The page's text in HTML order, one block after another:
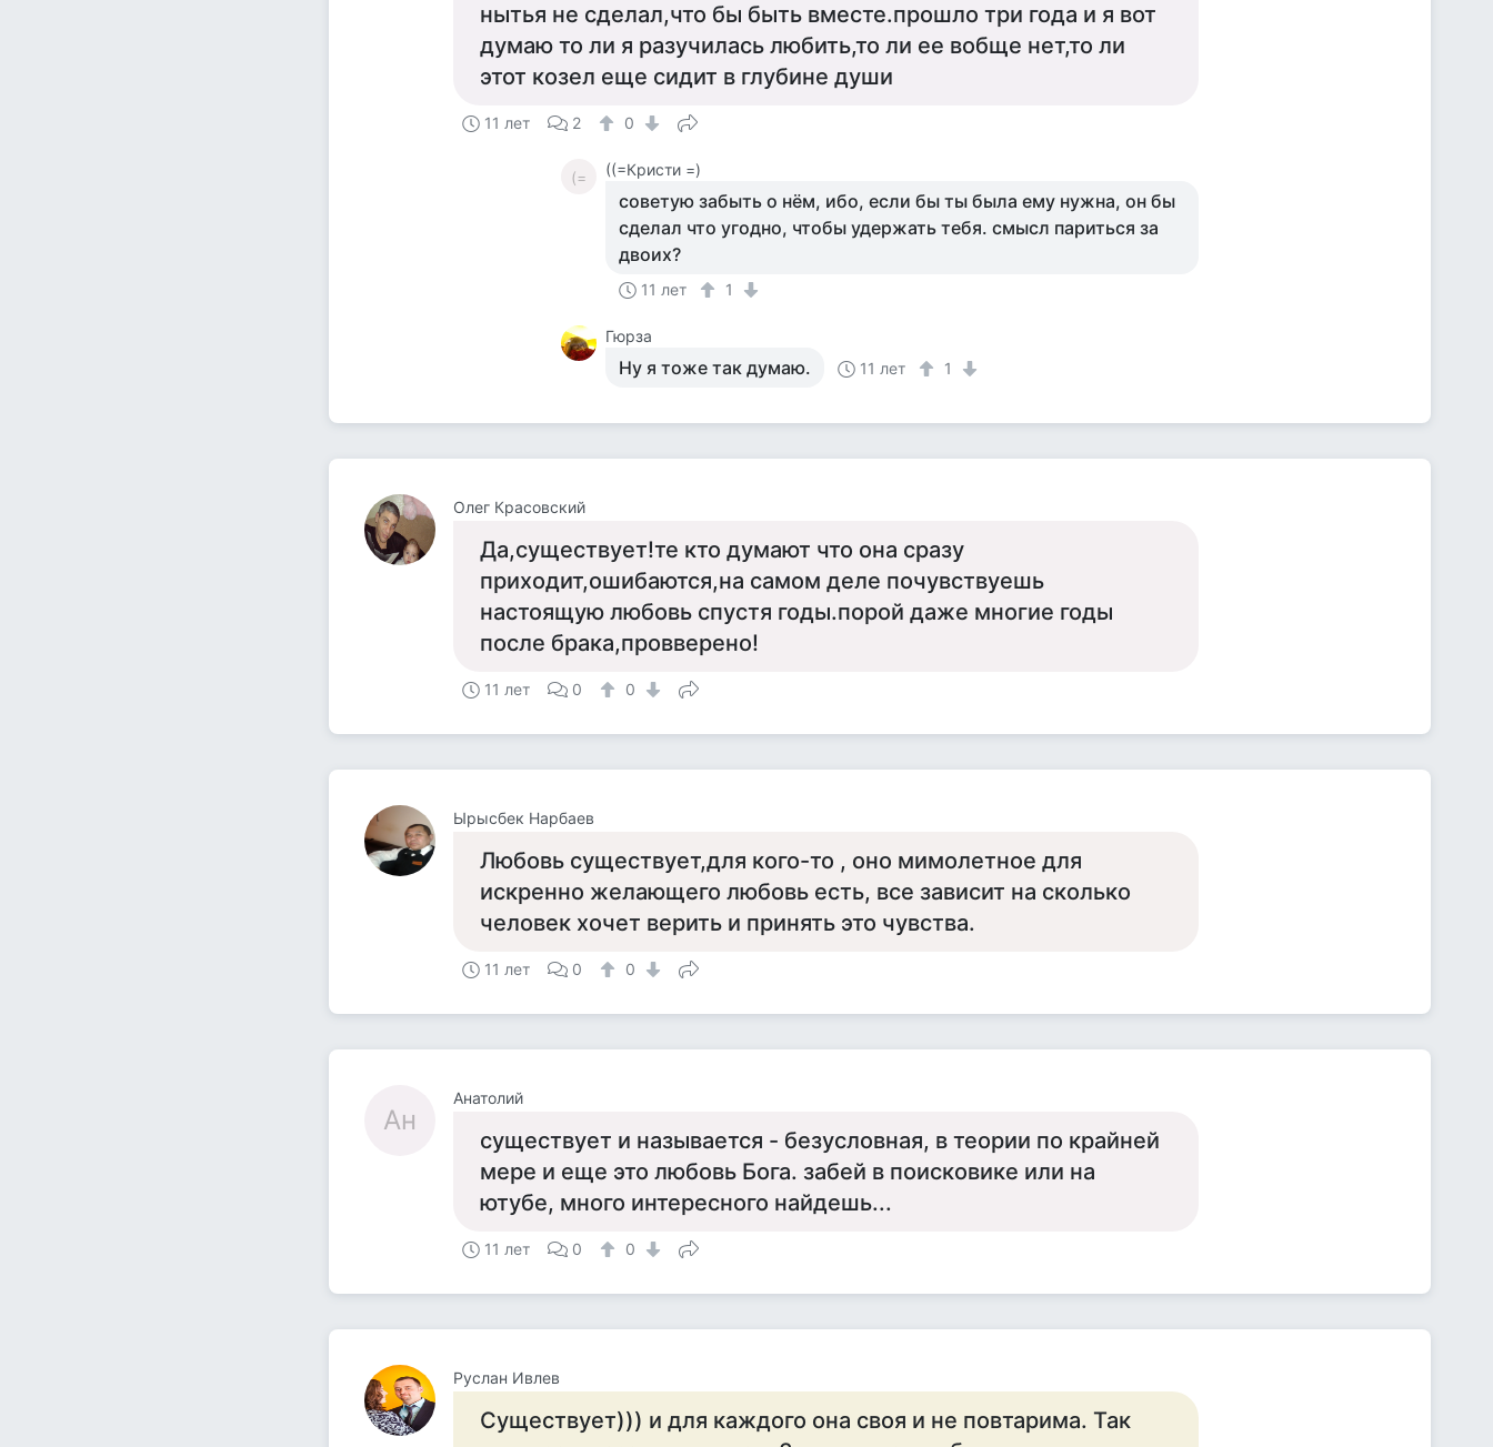
нытья не сделал,что бы быть вместе.прошло три года и я вот
думаю то ли я разучилась любить,то ли ее вобще нет,то ли
этот козел еще сидит в глубине души
11 лет 2 0
(= ((=Кристи =)
советую забыть о нём, ибо, если бы ты была ему нужна, он бы
сделал что угодно, чтобы удержать тебя. смысл париться за
двоих?
11 лет 1
Гюрза
Ну я тоже так думаю. 11 лет 1
Олег Красовский
Да,существует!те кто думают что она сразу
приходит,ошибаются,на самом деле почувствуешь
настоящую любовь спустя годы.порой даже многие годы
после брака,провверено!
11 лет 0 0
Ырысбек Нарбаев
Любовь существует,для кого-то , оно мимолетное для
искренно желающего любовь есть, все зависит на сколько
человек хочет верить и принять это чувства.
11 лет 0 0
Ан
Анатолий
существует и называется - безусловная, в теории по крайней
мере и еще это любовь Бога. забей в поисковике или на
ютубе, много интересного найдешь...
11 лет 0 0
Руслан Ивлев
Существует))) и для каждого она своя и не повтарима. Так